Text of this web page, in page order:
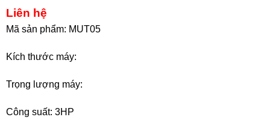
Liên hệ
Mã sản phẩm: MUT05
Kích thước máy:
Trọng lượng máy:
Công suất: 3HP